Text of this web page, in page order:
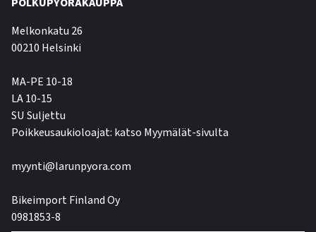
Melkonkatu 26
00210 Helsinki
MA-PE 10-18
LA 10-15
SU Suljettu
Poikkeusaukioloajat: katso Myymälät-sivulta
myynti@larunpyora.com
Bikeimport Finland Oy
0981853-8